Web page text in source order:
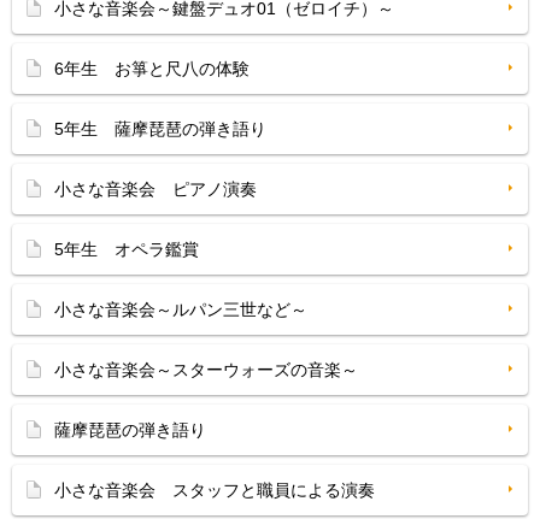
小さな音楽会～鍵盤デュオ01（ゼロイチ）～
6年生 お箏と尺八の体験
5年生 薩摩琵琶の弾き語り
小さな音楽会 ピアノ演奏
5年生 オペラ鑑賞
小さな音楽会～ルパン三世など～
小さな音楽会～スターウォーズの音楽～
薩摩琵琶の弾き語り
小さな音楽会 スタッフと職員による演奏